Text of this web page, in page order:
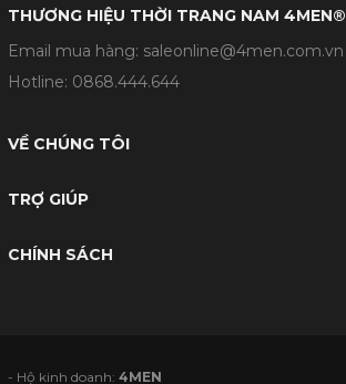
THƯƠNG HIỆU THỜI TRANG NAM 4MEN®
Email mua hàng: saleonline@4men.com.vn
Hotline: 0868.444.644
VỀ CHÚNG TÔI
TRỢ GIÚP
CHÍNH SÁCH
- Hộ kinh doanh:4MEN